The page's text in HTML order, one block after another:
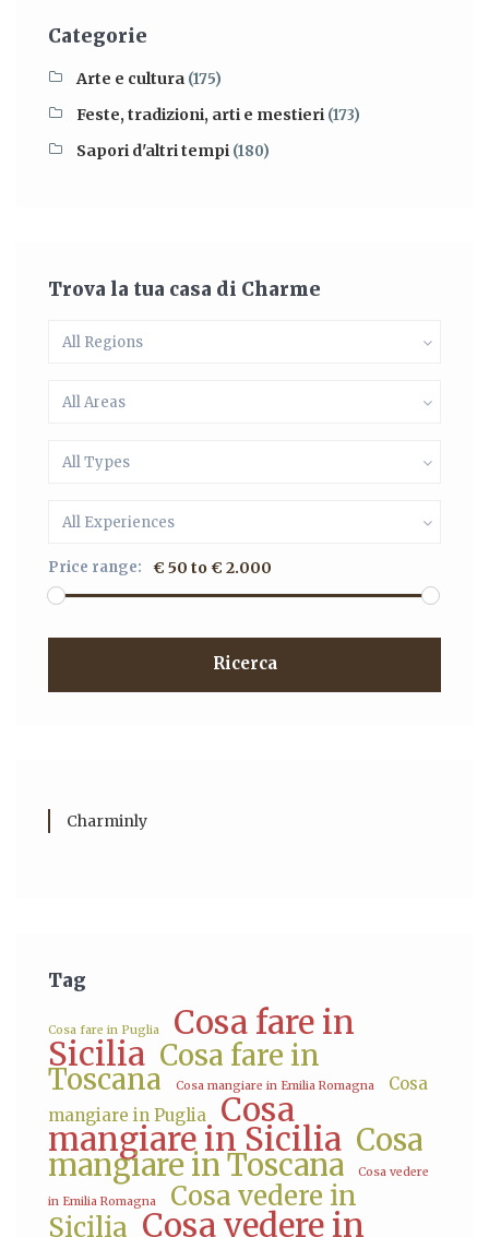
Categorie
Arte e cultura (175)
Feste, tradizioni, arti e mestieri (173)
Sapori d'altri tempi (180)
Trova la tua casa di Charme
All Regions
All Areas
All Types
All Experiences
Price range: € 50 to € 2.000
Ricerca
Charminly
Tag
Cosa fare in Puglia Cosa fare in
Sicilia Cosa fare in
Toscana Cosa mangiare in Emilia Romagna
Cosa
mangiare in Puglia
Cosa
mangiare in Sicilia Cosa
mangiare in Toscana Cosa vedere
in Emilia Romagna
Cosa vedere in
Sicilia Cosa vedere in